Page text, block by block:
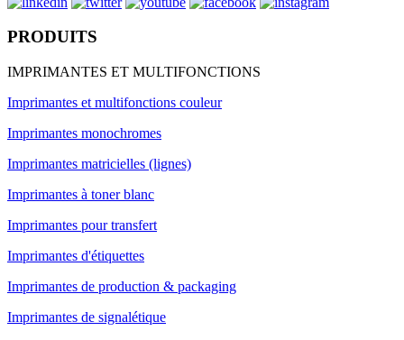
PRODUITS
IMPRIMANTES ET MULTIFONCTIONS
Imprimantes et multifonctions couleur
Imprimantes monochromes
Imprimantes matricielles (lignes)
Imprimantes à toner blanc
Imprimantes pour transfert
Imprimantes d'étiquettes
Imprimantes de production & packaging
Imprimantes de signalétique